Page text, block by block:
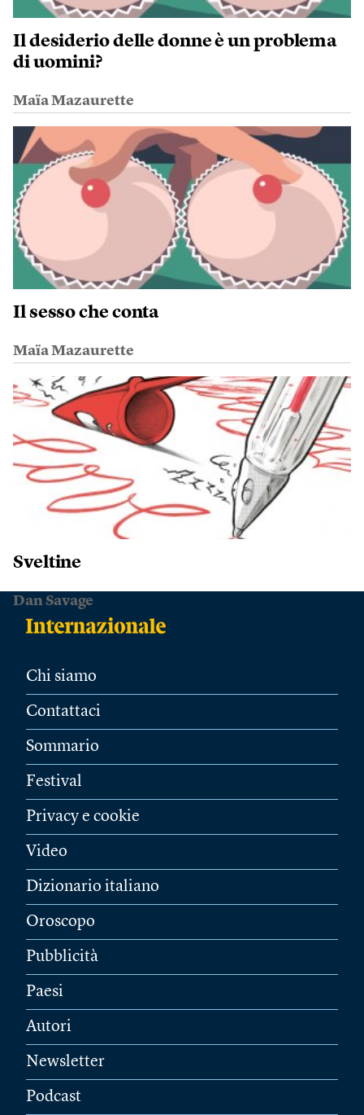
Il desiderio delle donne è un problema
di uomini?
Maïa Mazaurette
Il sesso che conta
Maïa Mazaurette
Sveltine
Dan Savage
Chi siamo
Contattaci
Sommario
Festival
Privacy e cookie
Video
Dizionario italiano
Oroscopo
Pubblicità
Paesi
Autori
Newsletter
Podcast